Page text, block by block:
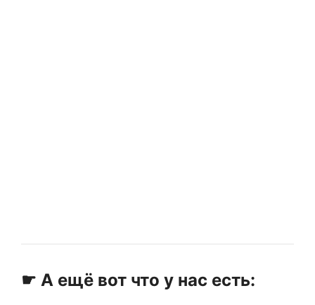
☛ А ещё вот что у нас есть: